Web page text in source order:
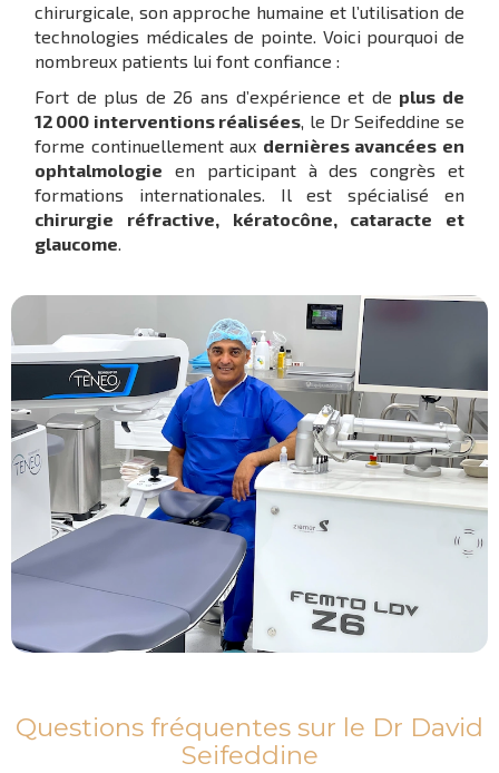
chirurgicale, son approche humaine et l’utilisation de
technologies médicales de pointe. Voici pourquoi de
nombreux patients lui font confiance :
Fort de plus de 26 ans d’expérience et de plus de
12 000 interventions réalisées, le Dr Seifeddine se
forme continuellement aux dernières avancées en
ophtalmologie en participant à des congrès et
formations internationales. Il est spécialisé en
chirurgie réfractive, kératocône, cataracte et
glaucome.
Questions fréquentes sur le Dr David
Seifeddine